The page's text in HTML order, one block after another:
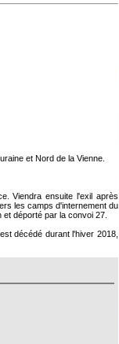
et Nord de la Vienne.
Viendra ensuite l'exil après
les camps d'internement du
déporté par la convoi 27.
décédé durant l'hiver 2018,